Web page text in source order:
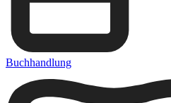
Buchhandlung